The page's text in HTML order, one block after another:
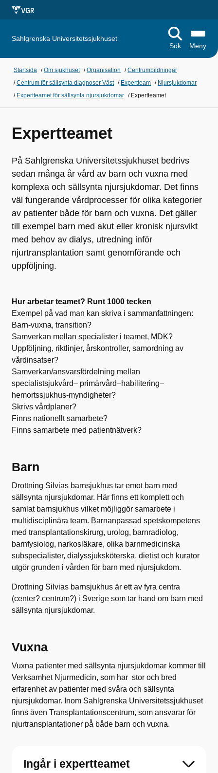
Sahlgrenska Universitetssjukhuset
Sök
Meny
Startsida /Om sjukhuset /Organisation /Centrumbildningar
/Centrum för sällsynta diagnoser Väst / Expertteam / Njursjukdomar
/ Expertteamet för sällsynta njursjukdomar / Expertteamet
Expertteamet
På Sahlgrenska Universitetssjukhuset bedrivs
sedan många år vård av barn och vuxna med
komplexa och sällsynta njursjukdomar. Det finns
väl fungerande vårdprocesser för olika kategorier
av patienter både för barn och vuxna. Det gäller
till exempel barn med akut eller kronisk njursvikt
med behov av dialys, utredning inför
njurtransplantation samt genomförande och
uppföljning.
Hur arbetar teamet? Runt 1000 tecken
Exempel på vad man kan skriva i sammanfattningen:
Barn-vuxna, transition?
Samverkan mellan specialister i teamet, MDK?
Uppföljning, riktlinjer, årskontroller, samordning av
vårdinsatser?
Samverkan/ansvarsfördelning mellan
specialistsjukvård– primärvård–habilitering–
hemortssjukhus-myndigheter?
Skrivs vårdplaner?
Finns nationellt samarbete?
Finns samarbete med patientnätverk?
Barn
Drottning Silvias barnsjukhus tar emot barn med
sällsynta njursjukdomar. Här finns ett komplett och
samlat barnsjukhus vilket möjliggör samarbete i
multidisciplinära team. Barnanpassad spetskompetens
med transplantationskirurg, urolog, barnradiolog,
barnfysiolog, narkosläkare, olika barnmedicinska
subspecialister, dialyssjuksköterska, dietist och kurator
utgör grunden i vården för barn med njursjukdom.
Drottning Silvias barnsjukhus är ett av fyra centra
(center? centrum?) i Sverige som tar hand om barn med
sällsynta njursjukdomar.
Vuxna
Vuxna patienter med sällsynta njursjukdomar kommer till
Verksamhet Njurmedicin, som har stor och bred
erfarenhet av patienter med svåra och sällsynta
njursjukdomar. Inom Sahlgrenska Universitetssjukhuset
finns även Transplantationscentrum, som ansvarar för
njurtransplantationer på̊ både barn och vuxna.
Ingår i expertteamet